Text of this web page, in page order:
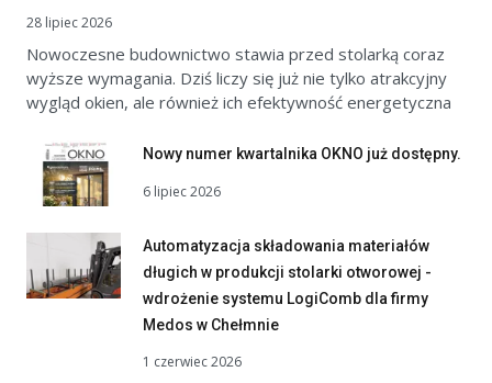
28 lipiec 2026
Nowoczesne budownictwo stawia przed stolarką coraz
wyższe wymagania. Dziś liczy się już nie tylko atrakcyjny
wygląd okien, ale również ich efektywność energetyczna
Nowy numer kwartalnika OKNO już dostępny.
6 lipiec 2026
Automatyzacja składowania materiałów
długich w produkcji stolarki otworowej -
wdrożenie systemu LogiComb dla firmy
Medos w Chełmnie
1 czerwiec 2026